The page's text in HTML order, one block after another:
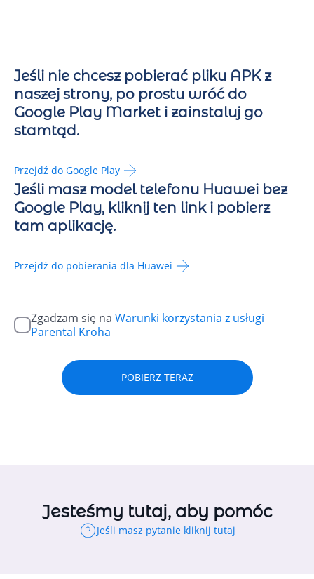
Jeśli nie chcesz pobierać pliku APK z
naszej strony, po prostu wróć do
Google Play Market i zainstaluj go
stamtąd.
Przejdź do Google Play
Jeśli masz model telefonu Huawei bez
Google Play, kliknij ten link i pobierz
tam aplikację.
Przejdź do pobierania dla Huawei
Zgadzam się na Warunki korzystania z usługi
Parental Kroha
POBIERZ TERAZ
Jesteśmy tutaj, aby pomóc
Jeśli masz pytanie kliknij tutaj